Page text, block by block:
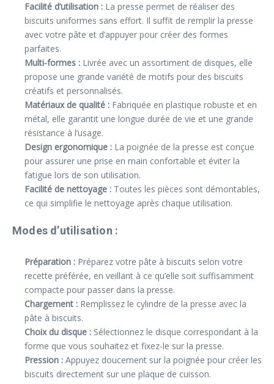
Facilité d’utilisation : La presse permet de réaliser des
biscuits uniformes sans effort. Il suffit de remplir la presse
avec votre pâte et d’appuyer pour créer des formes
parfaites.
Multi-formes : Livrée avec un assortiment de disques, elle
propose une grande variété de motifs pour des biscuits
créatifs et personnalisés.
Matériaux de qualité : Fabriquée en plastique robuste et en
métal, elle garantit une longue durée de vie et une grande
résistance à l’usage.
Design ergonomique : La poignée de la presse est conçue
pour assurer une prise en main confortable et éviter la
fatigue lors de son utilisation.
Facilité de nettoyage : Toutes les pièces sont démontables,
ce qui simplifie le nettoyage après chaque utilisation.
Modes d’utilisation :
Préparation : Préparez votre pâte à biscuits selon votre
recette préférée, en veillant à ce qu’elle soit suffisamment
compacte pour passer dans la presse.
Chargement : Remplissez le cylindre de la presse avec la
pâte à biscuits.
Choix du disque : Sélectionnez le disque correspondant à la
forme que vous souhaitez et fixez-le sur la presse.
Pression : Appuyez doucement sur la poignée pour créer les
biscuits directement sur une plaque de cuisson.